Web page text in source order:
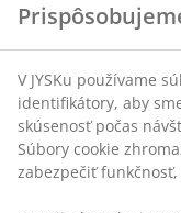
Garancia ceny
Flexibilné
Rýchle a
SKU: 1830570
V JYSKu používame
identifikátory, aby
skúsenosť počas
Súbory cookie
zabezpečiť